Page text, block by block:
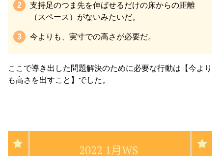
支持足のつま先を伸ばせるだけの床からの距離
（スペース）がないみたいだ。
今よりも、実寸での高さが必要だ。
ここで導き出した問題解決のために必要な行動は【今より
も高さを出すこと】でした。